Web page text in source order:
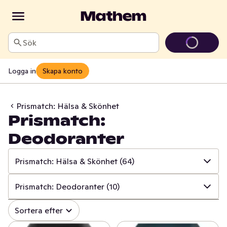
Sök
Logga in Skapa konto
Prismatch: Hälsa & Skönhet
Prismatch:
Deodoranter
Prismatch: Hälsa & Skönhet (64)
✓ Alla (533)
✓ Prismatch: Frukt & Grönt
Prismatch: Deodoranter (10)
✓ Alla (64)
Sortera efter